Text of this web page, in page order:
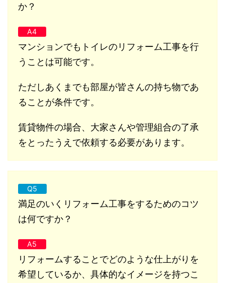
か？
A4
マンションでもトイレのリフォーム工事を行
うことは可能です。
ただしあくまでも部屋が皆さんの持ち物であ
ることが条件です。
賃貸物件の場合、大家さんや管理組合の了承
をとったうえで依頼する必要があります。
Q5
満足のいくリフォーム工事をするためのコツ
は何ですか？
A5
リフォームすることでどのような仕上がりを
希望しているか、具体的なイメージを持つこ